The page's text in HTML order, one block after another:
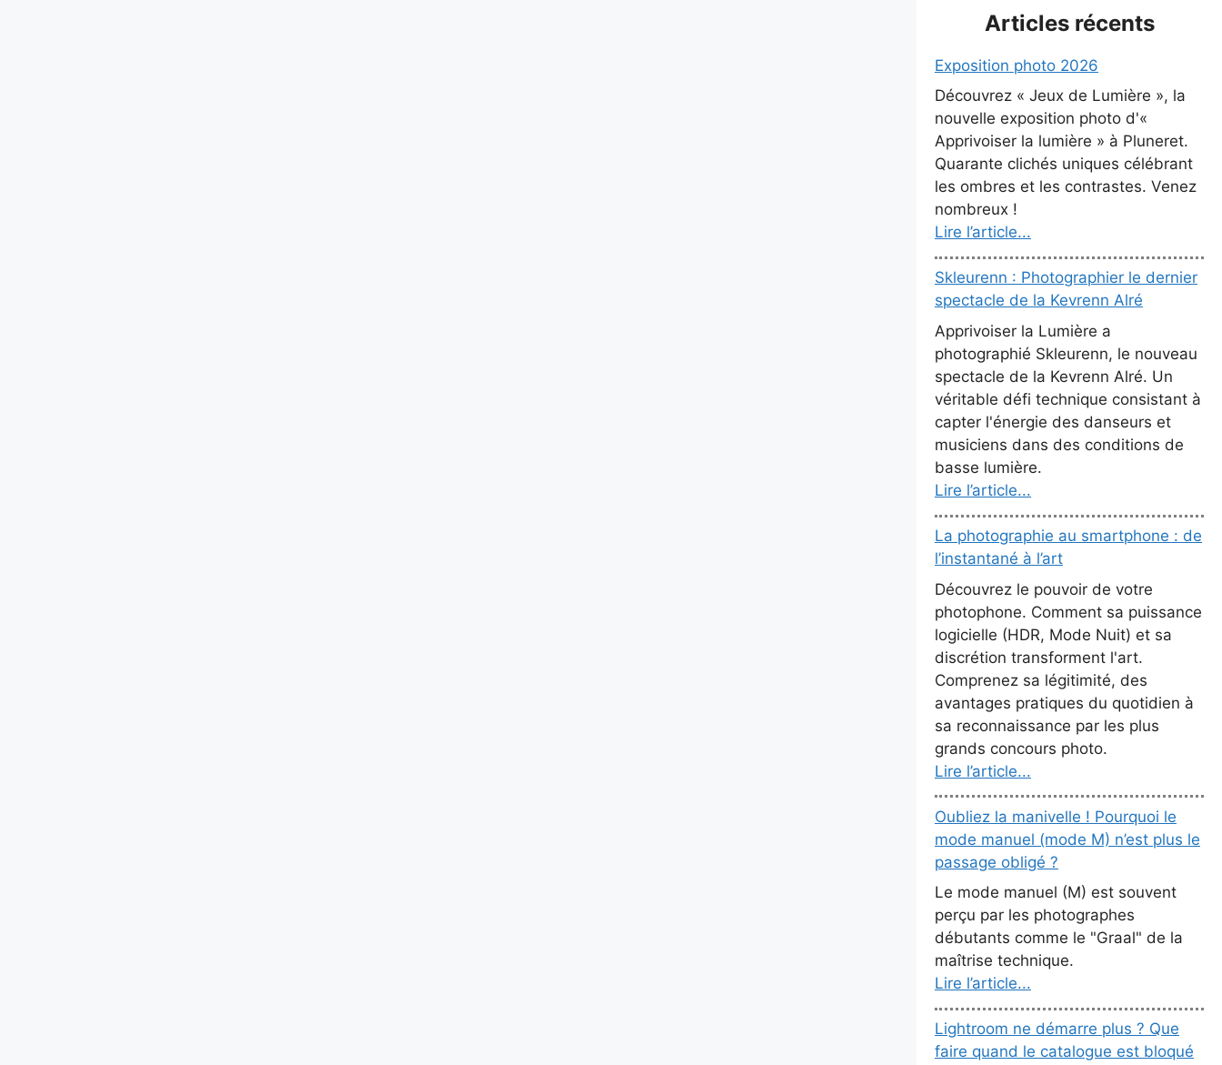
Articles récents
Exposition photo 2026
Découvrez « Jeux de Lumière », la
nouvelle exposition photo d'«
Apprivoiser la lumière » à Pluneret.
Quarante clichés uniques célébrant
les ombres et les contrastes. Venez
nombreux !
Lire l’article...
Skleurenn : Photographier le dernier
spectacle de la Kevrenn Alré
Apprivoiser la Lumière a
photographié Skleurenn, le nouveau
spectacle de la Kevrenn Alré. Un
véritable défi technique consistant à
capter l'énergie des danseurs et
musiciens dans des conditions de
basse lumière.
Lire l’article...
La photographie au smartphone : de
l’instantané à l’art
Découvrez le pouvoir de votre
photophone. Comment sa puissance
logicielle (HDR, Mode Nuit) et sa
discrétion transforment l'art.
Comprenez sa légitimité, des
avantages pratiques du quotidien à
sa reconnaissance par les plus
grands concours photo.
Lire l’article...
Oubliez la manivelle ! Pourquoi le
mode manuel (mode M) n’est plus le
passage obligé ?
Le mode manuel (M) est souvent
perçu par les photographes
débutants comme le "Graal" de la
maîtrise technique.
Lire l’article...
Lightroom ne démarre plus ? Que
faire quand le catalogue est bloqué